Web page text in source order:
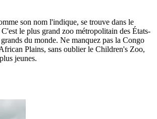
son nom l'indique, se trouve dans le
le plus grand zoo métropolitain des États-
du monde. Ne manquez pas la Congo
Plains, sans oublier le Children's Zoo,
jeunes.